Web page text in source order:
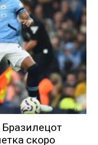
Бразилецот
скоро